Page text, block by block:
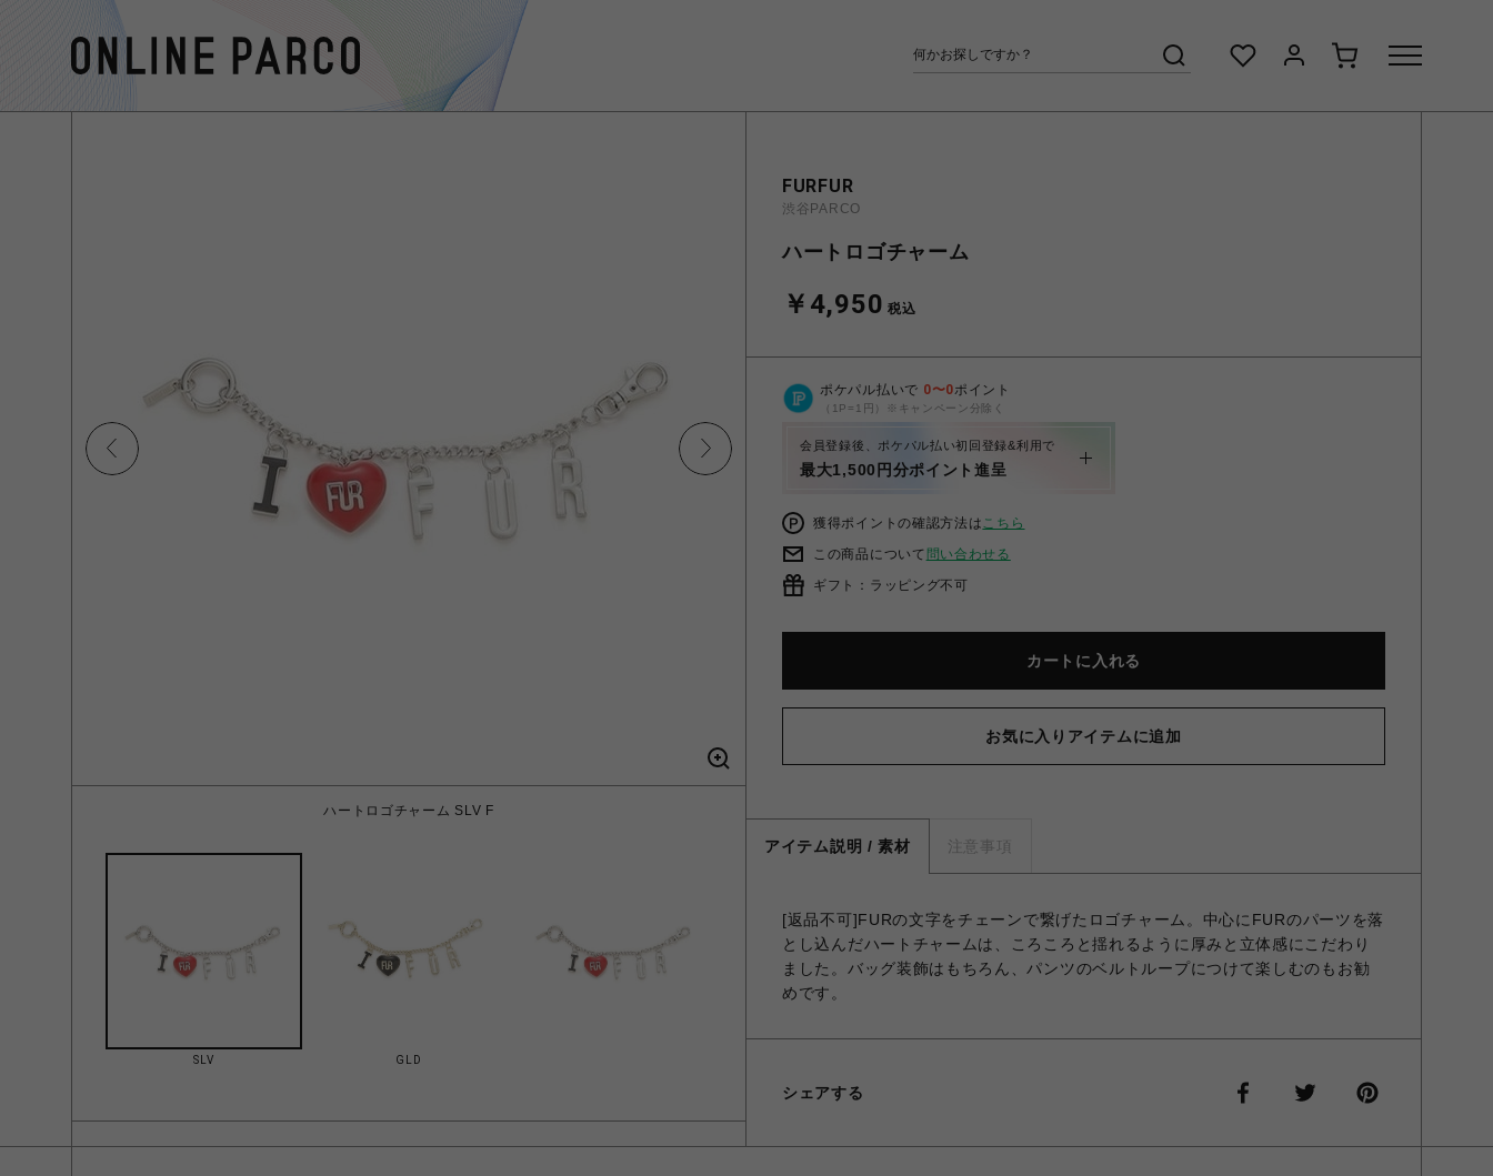
ハートロゴチャーム SLV F
SLV GLD
FURFUR
渋谷PARCO
ハートロゴチャーム
￥4,950 税込
ポケパル払いで 0〜0ポイント
（1P=1円）※キャンペーン分除く
会員登録後、ポケパル払い初回登録&利用で
最大1,500円分ポイント進呈
獲得ポイントの確認方法はこちら
この商品について 問い合わせる
ギフト：ラッピング不可
カートに入れる
お気に入りアイテムに追加
アイテム説明 / 素材 注意事項
[返品不可]FURの文字をチェーンで繋げたロゴチャーム。中心にFURのパーツを落
とし込んだハートチャームは、ころころと揺れるように厚みと立体感にこだわり
ました。バッグ装飾はもちろん、パンツのベルトループにつけて楽しむのもお勧
めです。
シェアする